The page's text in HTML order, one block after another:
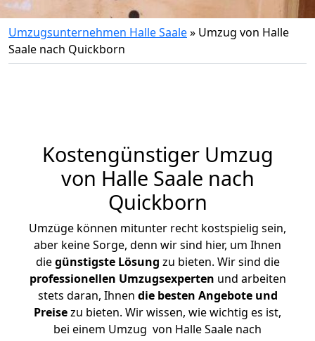
Umzugsunternehmen Halle Saale» Umzug von Halle
Saale nach Quickborn
Kostengünstiger Umzug
von Halle Saale nach
Quickborn
Umzüge können mitunter recht kostspielig sein,
aber keine Sorge, denn wir sind hier, um Ihnen
diegünstigste Lösung zu bieten. Wir sind die
professionellen Umzugsexperten und arbeiten
stets daran, Ihnen die besten Angebote und
Preisezu bieten. Wir wissen, wie wichtig es ist,
bei einem Umzug von Halle Saale nach